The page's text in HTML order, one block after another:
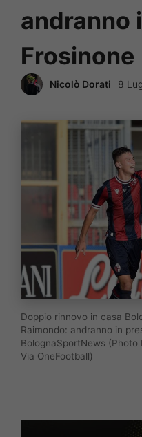
andranno
Frosinone
Nicolò Dorati 8
Doppio rinnovo in casa
Raimondo: andranno in
BolognaSportNews
Via OneFootball)